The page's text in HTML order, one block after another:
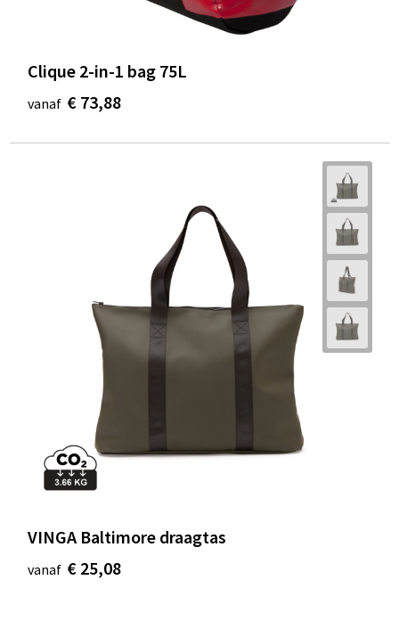
Clique 2-in-1 bag 75L
vanaf € 73,88
VINGA Baltimore draagtas
vanaf € 25,08